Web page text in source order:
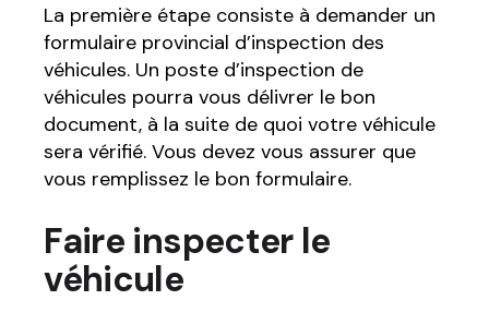
La première étape consiste à demander un
formulaire provincial d’inspection des
véhicules. Un poste d’inspection de
véhicules pourra vous délivrer le bon
document, à la suite de quoi votre véhicule
sera vérifié. Vous devez vous assurer que
vous remplissez le bon formulaire.
Faire inspecter le
véhicule